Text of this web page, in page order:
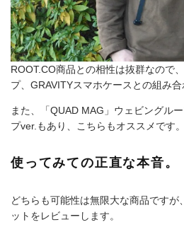
ROOT.CO商品との相性は抜群なので
プ、GRAVITYスマホケースとの組み合
また、「QUAD MAG」ウェビングル
プver.もあり、こちらもオススメです。
使ってみての正直な本音。
どちらも可能性は無限大な商品ですが
ットをレビューします。